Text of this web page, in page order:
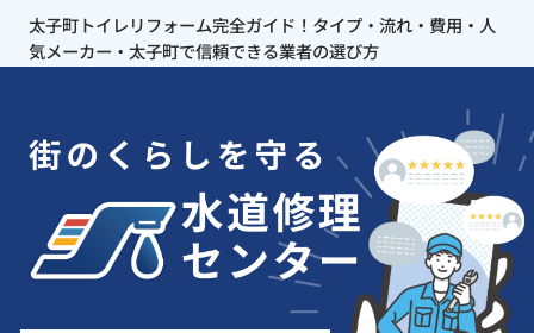
太子町トイレリフォーム完全ガイド！タイプ・流れ・費用・人
気メーカー・太子町で信頼できる業者の選び方